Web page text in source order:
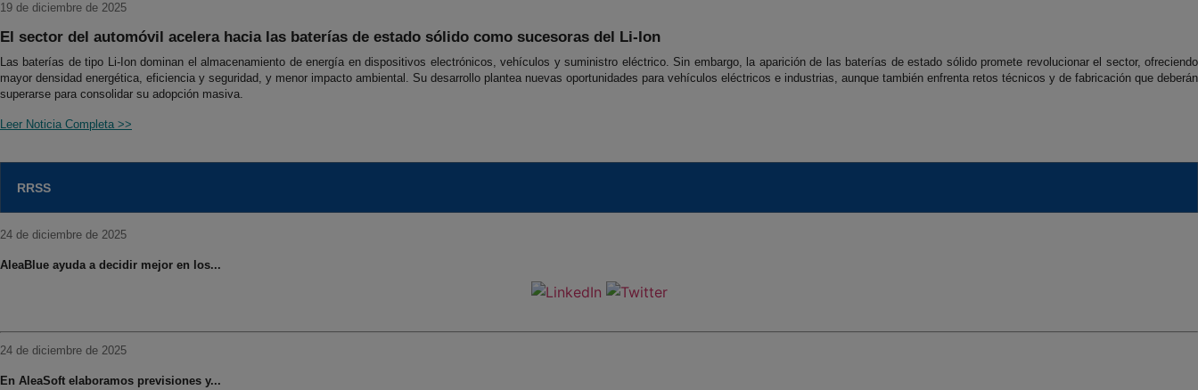
19 de diciembre de 2025
El sector del automóvil acelera hacia las baterías de estado sólido como sucesoras del Li-Ion
Las baterías de tipo Li-Ion dominan el almacenamiento de energía en dispositivos electrónicos, vehículos y suministro eléctrico. Sin embargo, la aparición de las baterías de estado sólido promete revolucionar el sector, ofreciendo
mayor densidad energética, eficiencia y seguridad, y menor impacto ambiental. Su desarrollo plantea nuevas oportunidades para vehículos eléctricos e industrias, aunque también enfrenta retos técnicos y de fabricación que deberán
superarse para consolidar su adopción masiva.
Leer Noticia Completa >>
RRSS
24 de diciembre de 2025
AleaBlue ayuda a decidir mejor en los...
24 de diciembre de 2025
En AleaSoft elaboramos previsiones y...